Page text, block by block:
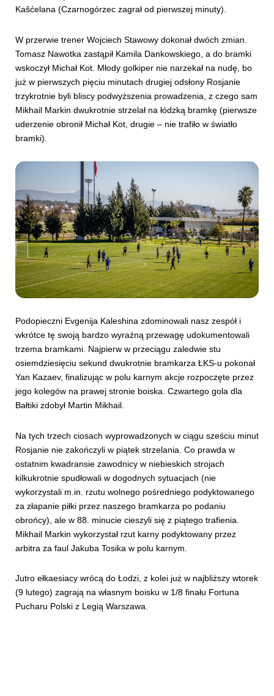
Kašćelana (Czarnogórzec zagrał od pierwszej minuty).
W przerwie trener Wojciech Stawowy dokonał dwóch zmian.
Tomasz Nawotka zastąpił Kamila Dankowskiego, a do bramki
wskoczył Michał Kot. Młody golkiper nie narzekał na nudę, bo
już w pierwszych pięciu minutach drugiej odsłony Rosjanie
trzykrotnie byli bliscy podwyższenia prowadzenia, z czego sam
Mikhail Markin dwukrotnie strzelał na łódzką bramkę (pierwsze
uderzenie obronił Michał Kot, drugie – nie trafiło w światło
bramki).
Podopieczni Evgenija Kaleshina zdominowali nasz zespół i
wkrótce tę swoją bardzo wyraźną przewagę udokumentowali
trzema bramkami. Najpierw w przeciągu zaledwie stu
osiemdziesięciu sekund dwukrotnie bramkarza ŁKS-u pokonał
Yan Kazaev, finalizując w polu karnym akcje rozpoczęte przez
jego kolegów na prawej stronie boiska. Czwartego gola dla
Bałtiki zdobył Martin Mikhail.
Na tych trzech ciosach wyprowadzonych w ciągu sześciu minut
Rosjanie nie zakończyli w piątek strzelania. Co prawda w
ostatnim kwadransie zawodnicy w niebieskich strojach
kilkukrotnie spudłowali w dogodnych sytuacjach (nie
wykorzystali m.in. rzutu wolnego pośredniego podyktowanego
za złapanie piłki przez naszego bramkarza po podaniu
obrońcy), ale w 88. minucie cieszyli się z piątego trafienia.
Mikhail Markin wykorzystał rzut karny podyktowany przez
arbitra za faul Jakuba Tosika w polu karnym.
Jutro ełkaesiacy wrócą do Łodzi, z kolei już w najbliższy wtorek
(9 lutego) zagrają na własnym boisku w 1/8 finału Fortuna
Pucharu Polski z Legią Warszawa.